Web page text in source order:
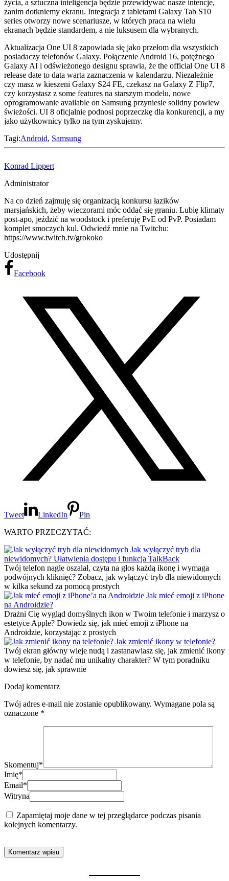
życia, a sztuczna inteligencja będzie przewidywać nasze intencje,
zanim dotkniemy ekranu. Integracja z tabletami Galaxy Tab S10
series otworzy nowe scenariusze, w których praca na wielu
ekranach będzie standardem, a nie luksusem dla wybranych.
Aktualizacja One UI 8 zapowiada się jako przełom dla wszystkich
posiadaczy telefonów Galaxy. Połączenie Android 16, potężnego
Galaxy AI i odświeżonego designu sprawia, że the official One UI 8
release date to data warta zaznaczenia w kalendarzu. Niezależnie
czy masz w kieszeni Galaxy S24 FE, czekasz na Galaxy Z Flip7,
czy korzystasz z some features na starszym modelu, nowe
oprogramowanie available on Samsung przyniesie solidny powiew
świeżości. UI 8 oficjalnie podnosi poprzeczkę dla konkurencji, a my
jako użytkownicy tylko na tym zyskujemy.
Tagi:Android, Samsung
Konrad Lippert
Administrator
Na co dzień zajmuję się organizacją konkursu łazików
marsjańskich, żeby wieczorami móc oddać się graniu. Lubię klimaty
post-apo, jeździć na woodstock i preferuję PvE od PvP. Posiadam
komplet smoczych kul. Odwiedź mnie na Twitchu:
https://www.twitch.tv/grokoko
Udostępnij
Facebook
Tweet LinkedIn
Pin
WARTO PRZECZYTAĆ:
Jak wyłączyć tryb dla
niewidomych? Ułatwienia dostępu i funkcja TalkBack
Twój telefon nagle oszalał, czyta na głos każdą ikonę i wymaga
podwójnych kliknięć? Zobacz, jak wyłączyć tryb dla niewidomych
w kilka sekund za pomocą prostych
Jak mieć emoji z iPhone
na Androidzie?
Drażni Cię wygląd domyślnych ikon w Twoim telefonie i marzysz o
estetyce Apple? Dowiedz się, jak mieć emoji z iPhone na
Androidzie, korzystając z prostych
Jak zmienić ikony w telefonie?
Twój ekran główny wieje nudą i zastanawiasz się, jak zmienić ikony
w telefonie, by nadać mu unikalny charakter? W tym poradniku
dowiesz się, jak sprawnie
Dodaj komentarz
Twój adres e-mail nie zostanie opublikowany. Wymagane pola są
oznaczone *
Skomentuj*
Imię*
Email*
Witryna
Zapamiętaj moje dane w tej przeglądarce podczas pisania
kolejnych komentarzy.